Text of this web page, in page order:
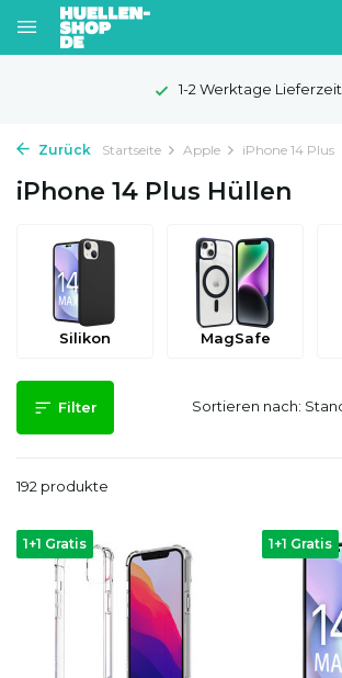
100 Tage Widerrufsrecht
Zurück Startseite Apple iPhone 14 Plus
iPhone 14 Plus Hüllen
Silikon MagSafe
Filter
192 produkte
Sortieren nach:
1+1 Gratis 1+1 Gratis